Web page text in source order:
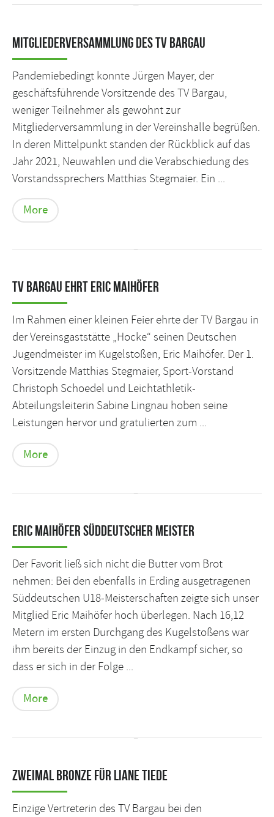
Mitgliederversammlung des TV Bargau
Pandemiebedingt konnte Jürgen Mayer, der
geschäftsführende Vorsitzende des TV Bargau,
weniger Teilnehmer als gewohnt zur
Mitgliederversammlung in der Vereinshalle begrüßen.
In deren Mittelpunkt standen der Rückblick auf das
Jahr 2021, Neuwahlen und die Verabschiedung des
Vorstandssprechers Matthias Stegmaier. Ein ...
More
TV Bargau ehrt Eric Maihöfer
Im Rahmen einer kleinen Feier ehrte der TV Bargau in
der Vereinsgaststätte „Hocke“ seinen Deutschen
Jugendmeister im Kugelstoßen, Eric Maihöfer. Der 1.
Vorsitzende Matthias Stegmaier, Sport-Vorstand
Christoph Schoedel und Leichtathletik-
Abteilungsleiterin Sabine Lingnau hoben seine
Leistungen hervor und gratulierten zum ...
More
Eric Maihöfer süddeutscher Meister
Der Favorit ließ sich nicht die Butter vom Brot
nehmen: Bei den ebenfalls in Erding ausgetragenen
Süddeutschen U18-Meisterschaften zeigte sich unser
Mitglied Eric Maihöfer hoch überlegen. Nach 16,12
Metern im ersten Durchgang des Kugelstoßens war
ihm bereits der Einzug in den Endkampf sicher, so
dass er sich in der Folge ...
More
Zweimal Bronze für Liane Tiede
Einzige Vertreterin des TV Bargau bei den